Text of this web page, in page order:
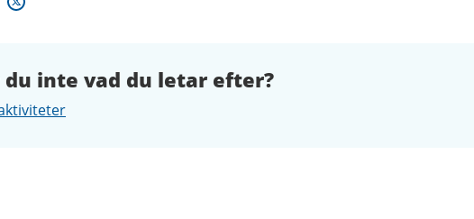
inte vad du letar efter?